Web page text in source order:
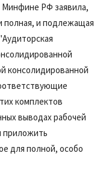
Минфине РФ заявила,
полная, и подлежащая
консолидированной
комплектов
выводах рабочей
приложить
для полной, особо